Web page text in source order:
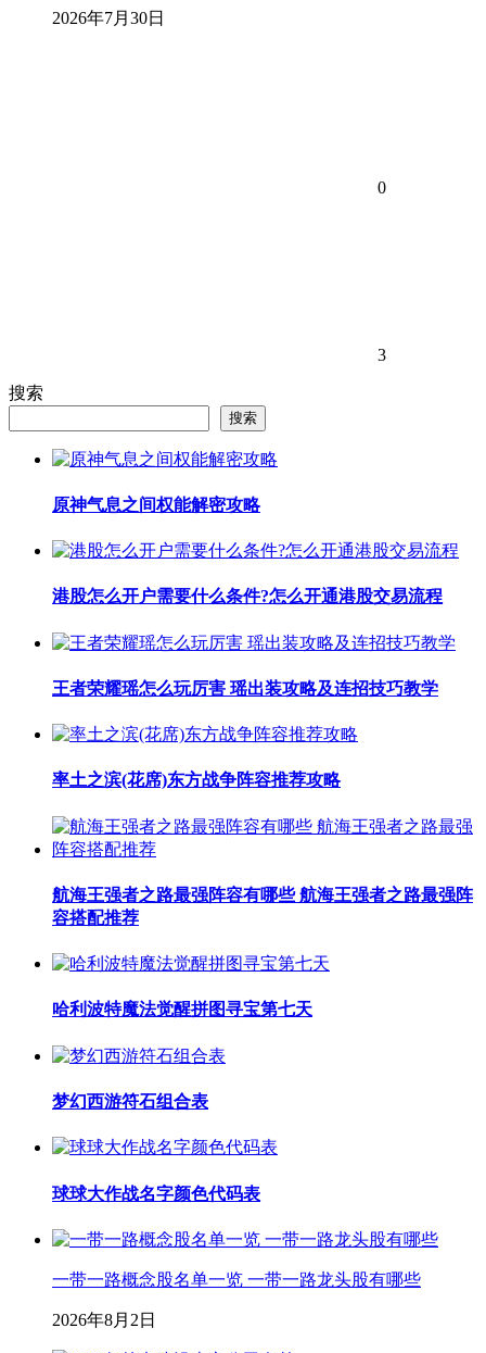
2026年7月30日
0
3
搜索
搜索
原神气息之间权能解密攻略
港股怎么开户需要什么条件?怎么开通港股交易流程
王者荣耀瑶怎么玩厉害 瑶出装攻略及连招技巧教学
率土之滨(花席)东方战争阵容推荐攻略
航海王强者之路最强阵容有哪些 航海王强者之路最强阵
容搭配推荐
哈利波特魔法觉醒拼图寻宝第七天
梦幻西游符石组合表
球球大作战名字颜色代码表
一带一路概念股名单一览 一带一路龙头股有哪些
2026年8月2日